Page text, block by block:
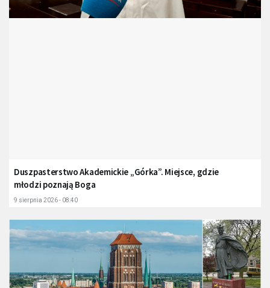
Duszpasterstwo Akademickie „Górka”. Miejsce, gdzie
młodzi poznają Boga
9 sierpnia 2026 - 08:40